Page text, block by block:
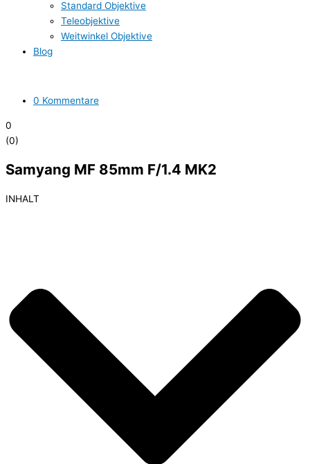
Standard Objektive
Teleobjektive
Weitwinkel Objektive
Blog
0 Kommentare
0
(0)
Samyang MF 85mm F/1.4 MK2
INHALT